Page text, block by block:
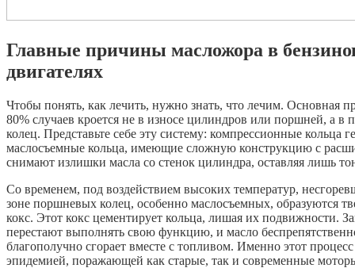
Главные причины масложора в
двигателях
Чтобы понять, как лечить, нужно знать, что лечим. Основная
80% случаев кроется не в износе цилиндров или поршней, а
колец. Представьте себе эту систему: компрессионные кольца
маслосъемные кольца, имеющие сложную конструкцию с
снимают излишки масла со стенок цилиндра, оставляя лишь
Со временем, под воздействием высоких температур,
зоне поршневых колец, особенно маслосъемных, образуются
кокс. Этот кокс цементирует кольца, лишая их подвижности.
перестают выполнять свою функцию, и масло
благополучно сгорает вместе с топливом. Именно этот
эпидемией, поражающей как старые, так и современные